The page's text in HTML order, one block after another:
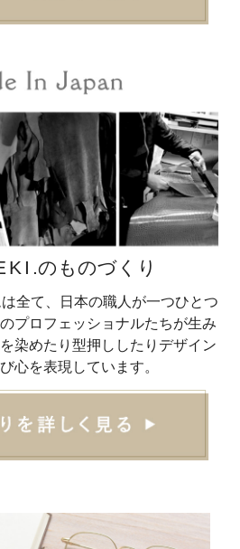
.のものづくり
全て、日本の職人が一つひとつ
プロフェッショナルたちが生み
染めたり型押ししたりデザイン
心を表現しています。